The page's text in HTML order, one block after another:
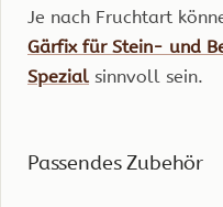
Je nach Fruchtart
Gärfix für Stein- und
Spezial sinnvoll sein.
Passendes Zubehör